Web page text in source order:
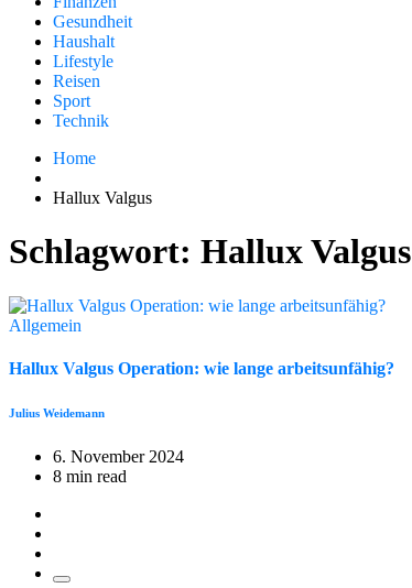
Gesundheit
Haushalt
Lifestyle
Reisen
Sport
Technik
Home
Hallux Valgus
Schlagwort: Hallux Valgus
Allgemein
Hallux Valgus Operation: wie lange arbeitsunfähig?
Julius Weidemann
6. November 2024
8 min read